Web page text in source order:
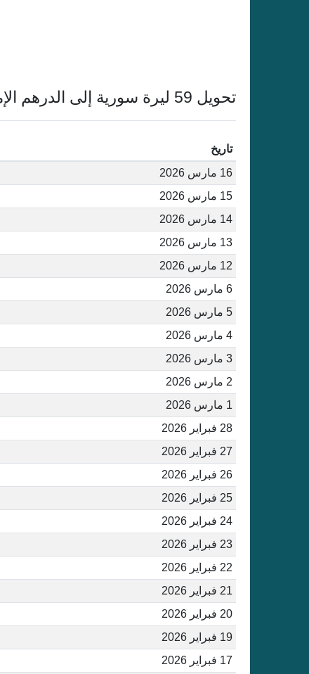
تحويل 59 ليرة سورية إلى الدرهم الإماراتي أغسطس 2026
تاريخ
16 مارس 2026
15 مارس 2026
14 مارس 2026
13 مارس 2026
12 مارس 2026
6 مارس 2026
5 مارس 2026
4 مارس 2026
3 مارس 2026
2 مارس 2026
1 مارس 2026
28 فبراير 2026
27 فبراير 2026
26 فبراير 2026
25 فبراير 2026
24 فبراير 2026
23 فبراير 2026
22 فبراير 2026
21 فبراير 2026
20 فبراير 2026
19 فبراير 2026
17 فبراير 2026